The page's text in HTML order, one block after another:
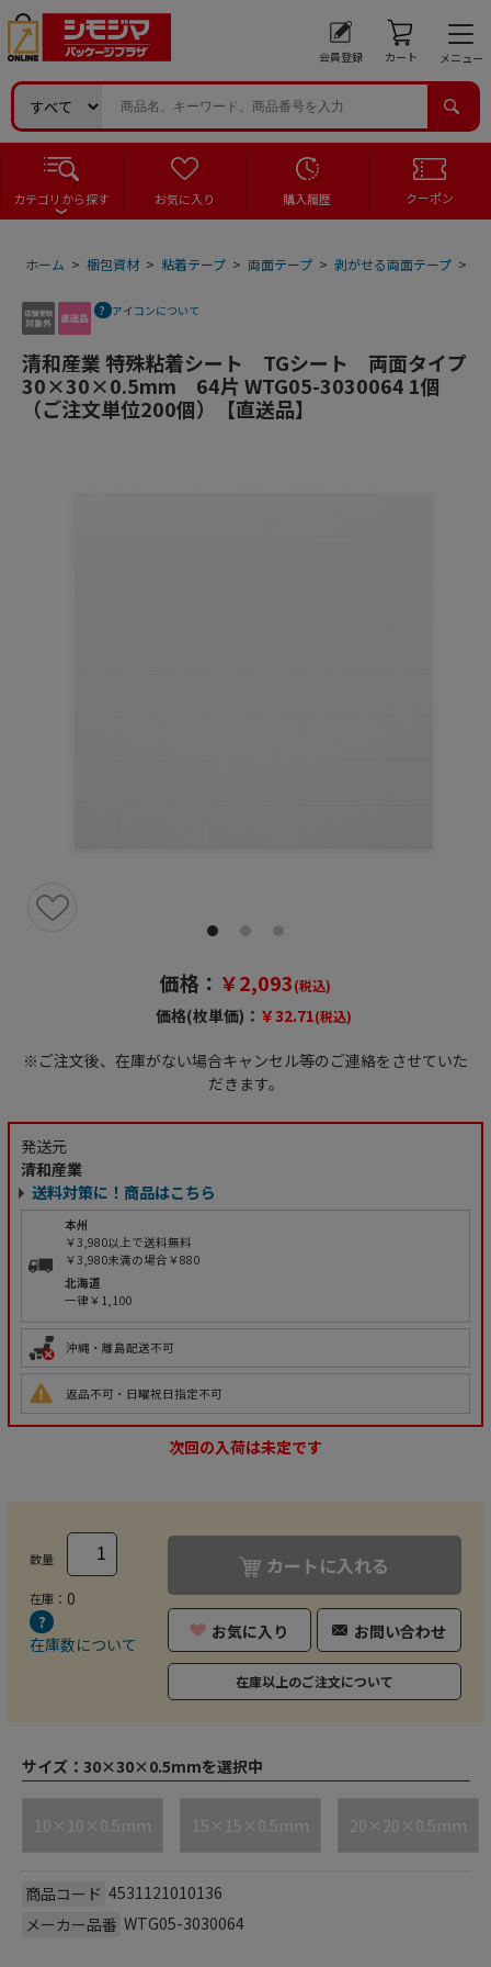
会員登録 カート メニュー
カテゴリから探す お気に入り 購入履歴 クーポン
ホーム > 梱包資材 > 粘着テープ > 両面テープ > 剥がせる両面テープ >
アイコンについて
清和産業 特殊粘着シート TGシート 両面タイプ
30×30×0.5mm 64片 WTG05-3030064 1個
（ご注文単位200個）【直送品】
価格： ￥2,093(税込)
価格(枚単価)： ￥32.71(税込)
※ご注文後、在庫がない場合キャンセル等のご連絡をさせていた
だきます。
発送元
清和産業
送料対策に！商品はこちら
本州
￥3,980以上で送料無料
￥3,980未満の場合￥880
北海道
一律￥1,100
沖縄・離島配送不可
返品不可・日曜祝日指定不可
次回の入荷は未定です
数量
在庫： 0
在庫数について
カートに入れる
お気に入り お問い合わせ
在庫以上のご注文について
サイズ： 30×30×0.5mmを選択中
10×10×0.5mm 15×15×0.5mm 20×20×0.5mm
商品コード 4531121010136
メーカー品番 WTG05-3030064